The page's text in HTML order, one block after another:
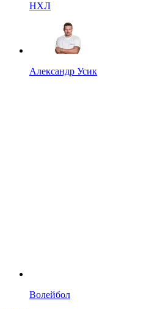
НХЛ
Александр Усик
Волейбол